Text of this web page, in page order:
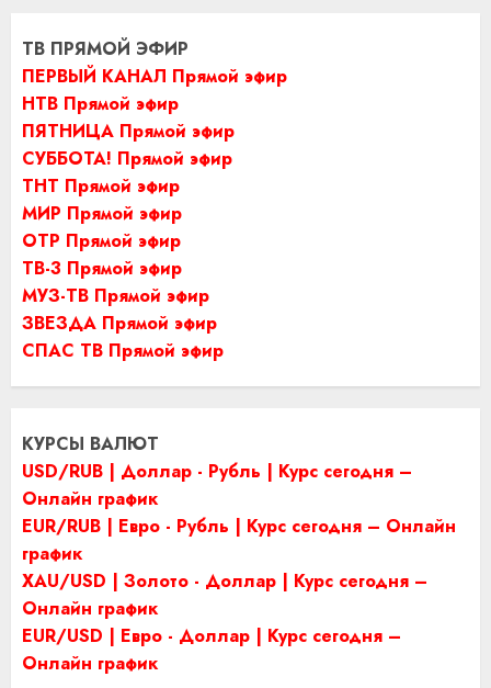
ТВ ПРЯМОЙ ЭФИР
ПЕРВЫЙ КАНАЛ Прямой эфир
НТВ Прямой эфир
ПЯТНИЦА Прямой эфир
СУББОТА! Прямой эфир
ТНТ Прямой эфир
МИР Прямой эфир
ОТР Прямой эфир
ТВ-3 Прямой эфир
МУЗ-ТВ Прямой эфир
ЗВЕЗДА Прямой эфир
СПАС ТВ Прямой эфир
КУРСЫ ВАЛЮТ
USD/RUB | Доллар - Рубль | Курс сегодня –
Онлайн график
EUR/RUB | Евро - Рубль | Курс сегодня – Онлайн
график
XAU/USD | Золото - Доллар | Курс сегодня –
Онлайн график
EUR/USD | Евро - Доллар | Курс сегодня –
Онлайн график